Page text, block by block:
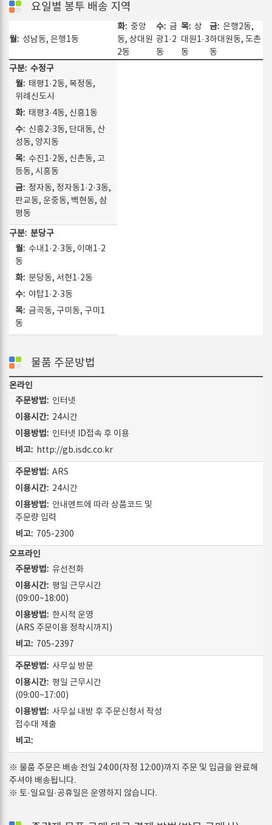
요일별 봉투 배송 지역
성남동, 은행1동
중앙
동, 상대원
2동
금
광1·2
동
상
대원1·3
동
은행2동,
하대원동, 도촌
동
수정구
태평1·2동, 복정동,
위례신도시
태평3·4동, 신흥1동
신흥2·3동, 단대동, 산
성동, 양지동
수진1·2동, 신촌동, 고
등동, 시흥동
정자동, 정자동1·2·3동,
판교동, 운중동, 백현동, 삼
평동
분당구
수내1·2·3동, 이매1·2
동
분당동, 서현1·2동
야탑1·2·3동
금곡동, 구미동, 구미1
동
물품 주문방법
온라인
인터넷
24시간
인터넷 ID접속 후 이용
http://gb.isdc.co.kr
ARS
24시간
안내멘트에 따라 상품코드 및
주문량 입력
705-2300
오프라인
유선전화
평일 근무시간
(09:00~18:00)
한시적 운영
(ARS 주문이용 정착시까지)
705-2397
사무실 방문
평일 근무시간
(09:00~17:00)
사무실 내방 후 주문신청서 작성
접수대 제출
※ 물품 주문은 배송 전일 24:00(자정 12:00)까지 주문 및 입금을 완료해
주셔야 배송됩니다.
※ 토·일요일·공휴일은 운영하지 않습니다.